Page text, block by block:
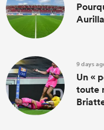
9 days
Un «
toute